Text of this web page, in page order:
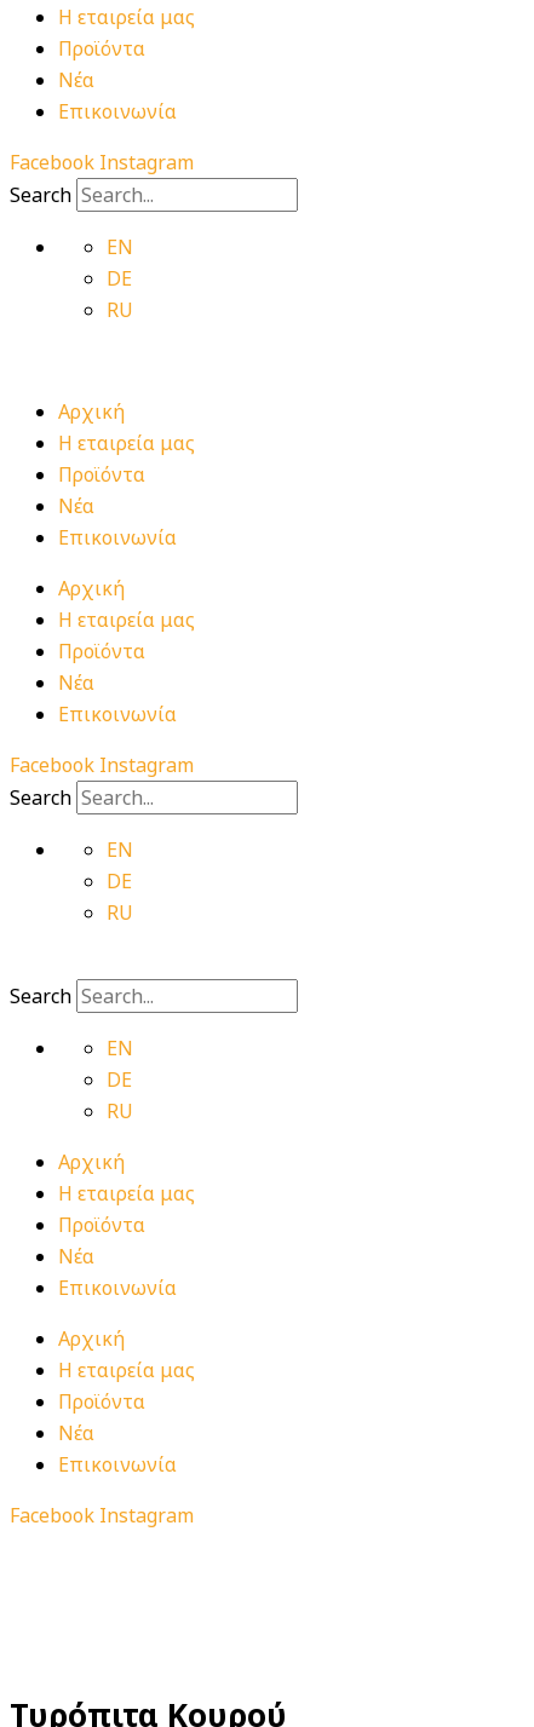
Η εταιρεία μας
Προϊόντα
Νέα
Επικοινωνία
Facebook Instagram
Search
EN
DE
RU
Αρχική
Η εταιρεία μας
Προϊόντα
Νέα
Επικοινωνία
Αρχική
Η εταιρεία μας
Προϊόντα
Νέα
Επικοινωνία
Facebook Instagram
Search
EN
DE
RU
Search
EN
DE
RU
Αρχική
Η εταιρεία μας
Προϊόντα
Νέα
Επικοινωνία
Αρχική
Η εταιρεία μας
Προϊόντα
Νέα
Επικοινωνία
Facebook Instagram
Τυρόπιτα Κουρού